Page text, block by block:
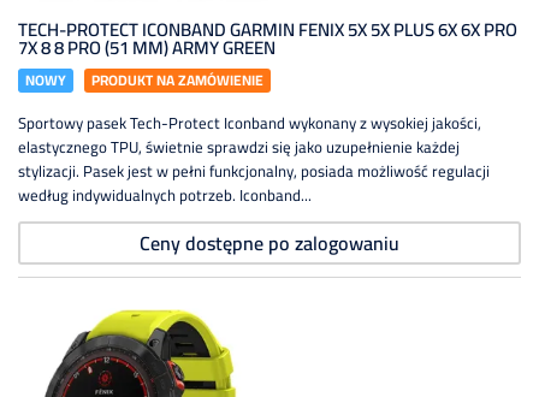
TECH-PROTECT ICONBAND GARMIN FENIX 5X 5X PLUS 6X 6X PRO
7X 8 8 PRO (51 MM) ARMY GREEN
NOWY PRODUKT NA ZAMÓWIENIE
Sportowy pasek Tech-Protect Iconband wykonany z wysokiej jakości,
elastycznego TPU, świetnie sprawdzi się jako uzupełnienie każdej
stylizacji. Pasek jest w pełni funkcjonalny, posiada możliwość regulacji
według indywidualnych potrzeb. Iconband...
Ceny dostępne po zalogowaniu